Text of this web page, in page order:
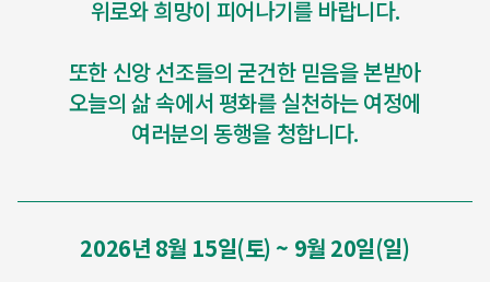
위로와 희망이 피어나기를 바랍니다.
또한 신앙 선조들의 굳건한 믿음을 본받아
오늘의 삶 속에서 평화를 실천하는 여정에
여러분의 동행을 청합니다.
2026년 8월 15일(토) ~ 9월 20일(일)